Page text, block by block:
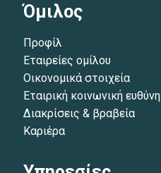
Όμιλος
Προφίλ
Εταιρείες ομίλου
Οικονομικά στοιχεία
Εταιρική κοινωνική ευθύνη
Διακρίσεις & βραβεία
Καριέρα